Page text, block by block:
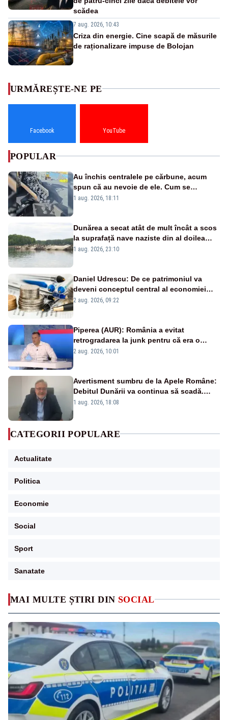
scădea
7 aug. 2026, 10:43
Criza din energie. Cine scapă de măsurile
de raționalizare impuse de Bolojan
MAI MULTE ȘTIRI DIN SOCIAL
URMĂREȘTE-NE PE
Facebook YouTube
POPULAR
Au închis centralele pe cărbune, acum
spun că au nevoie de ele. Cum se
pasează vina în plină criză energetică
1 aug. 2026, 18:11
Dunărea a secat atât de mult încât a scos
la suprafață nave naziste din al doilea
război mondial
1 aug. 2026, 23:10
Daniel Udrescu: De ce patrimoniul va
deveni conceptul central al economiei
viitoare?
2 aug. 2026, 09:22
Piperea (AUR): România a evitat
retrogradarea la junk pentru că era o
catastrofă pentru bănci și fondurile de
2 aug. 2026, 10:01
Avertisment sumbru de la Apele Române:
Debitul Dunării va continua să scadă.
Cernavodă s-ar putea închide în 4 zile
1 aug. 2026, 18:08
CATEGORII POPULARE
Actualitate
Politica
Economie
Social
Sport
Sanatate